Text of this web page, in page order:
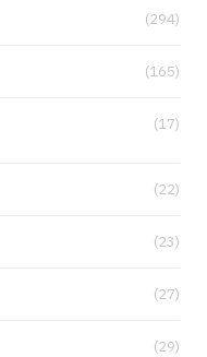
(294)
(165)
(17)
(22)
(23)
(27)
(29)